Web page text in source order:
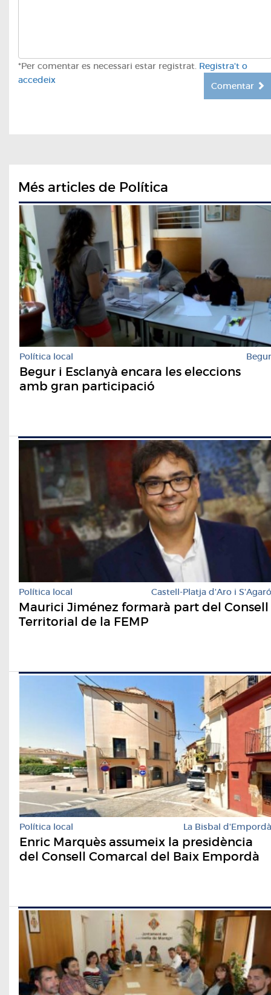
*Per comentar es necessari estar registrat. Registra't o
accedeix
Comentar
Més articles de Política
Política local Begur
Begur i Esclanyà encara les eleccions
amb gran participació
Política local Castell-Platja d'Aro i S'Agaró
Maurici Jiménez formarà part del Consell
Territorial de la FEMP
Política local La Bisbal d'Empordà
Enric Marquès assumeix la presidència
del Consell Comarcal del Baix Empordà